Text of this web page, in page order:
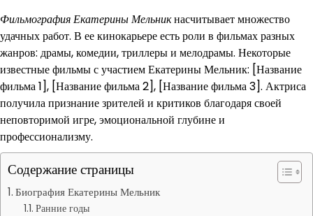
Фильмография Екатерины Мельникнасчитывает множество
удачных работ. В ее кинокарьере есть роли в фильмах разных
жанров: драмы, комедии, триллеры и мелодрамы. Некоторые
известные фильмы с участием Екатерины Мельник: [Название
фильма 1], [Название фильма 2], [Название фильма 3]. Актриса
получила признание зрителей и критиков благодаря своей
неповторимой игре, эмоциональной глубине и
профессионализму.
Содержание страницы
Биография Екатерины Мельник
Ранние годы